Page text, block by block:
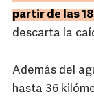
partir de las
descarta la
Además del
hasta 36